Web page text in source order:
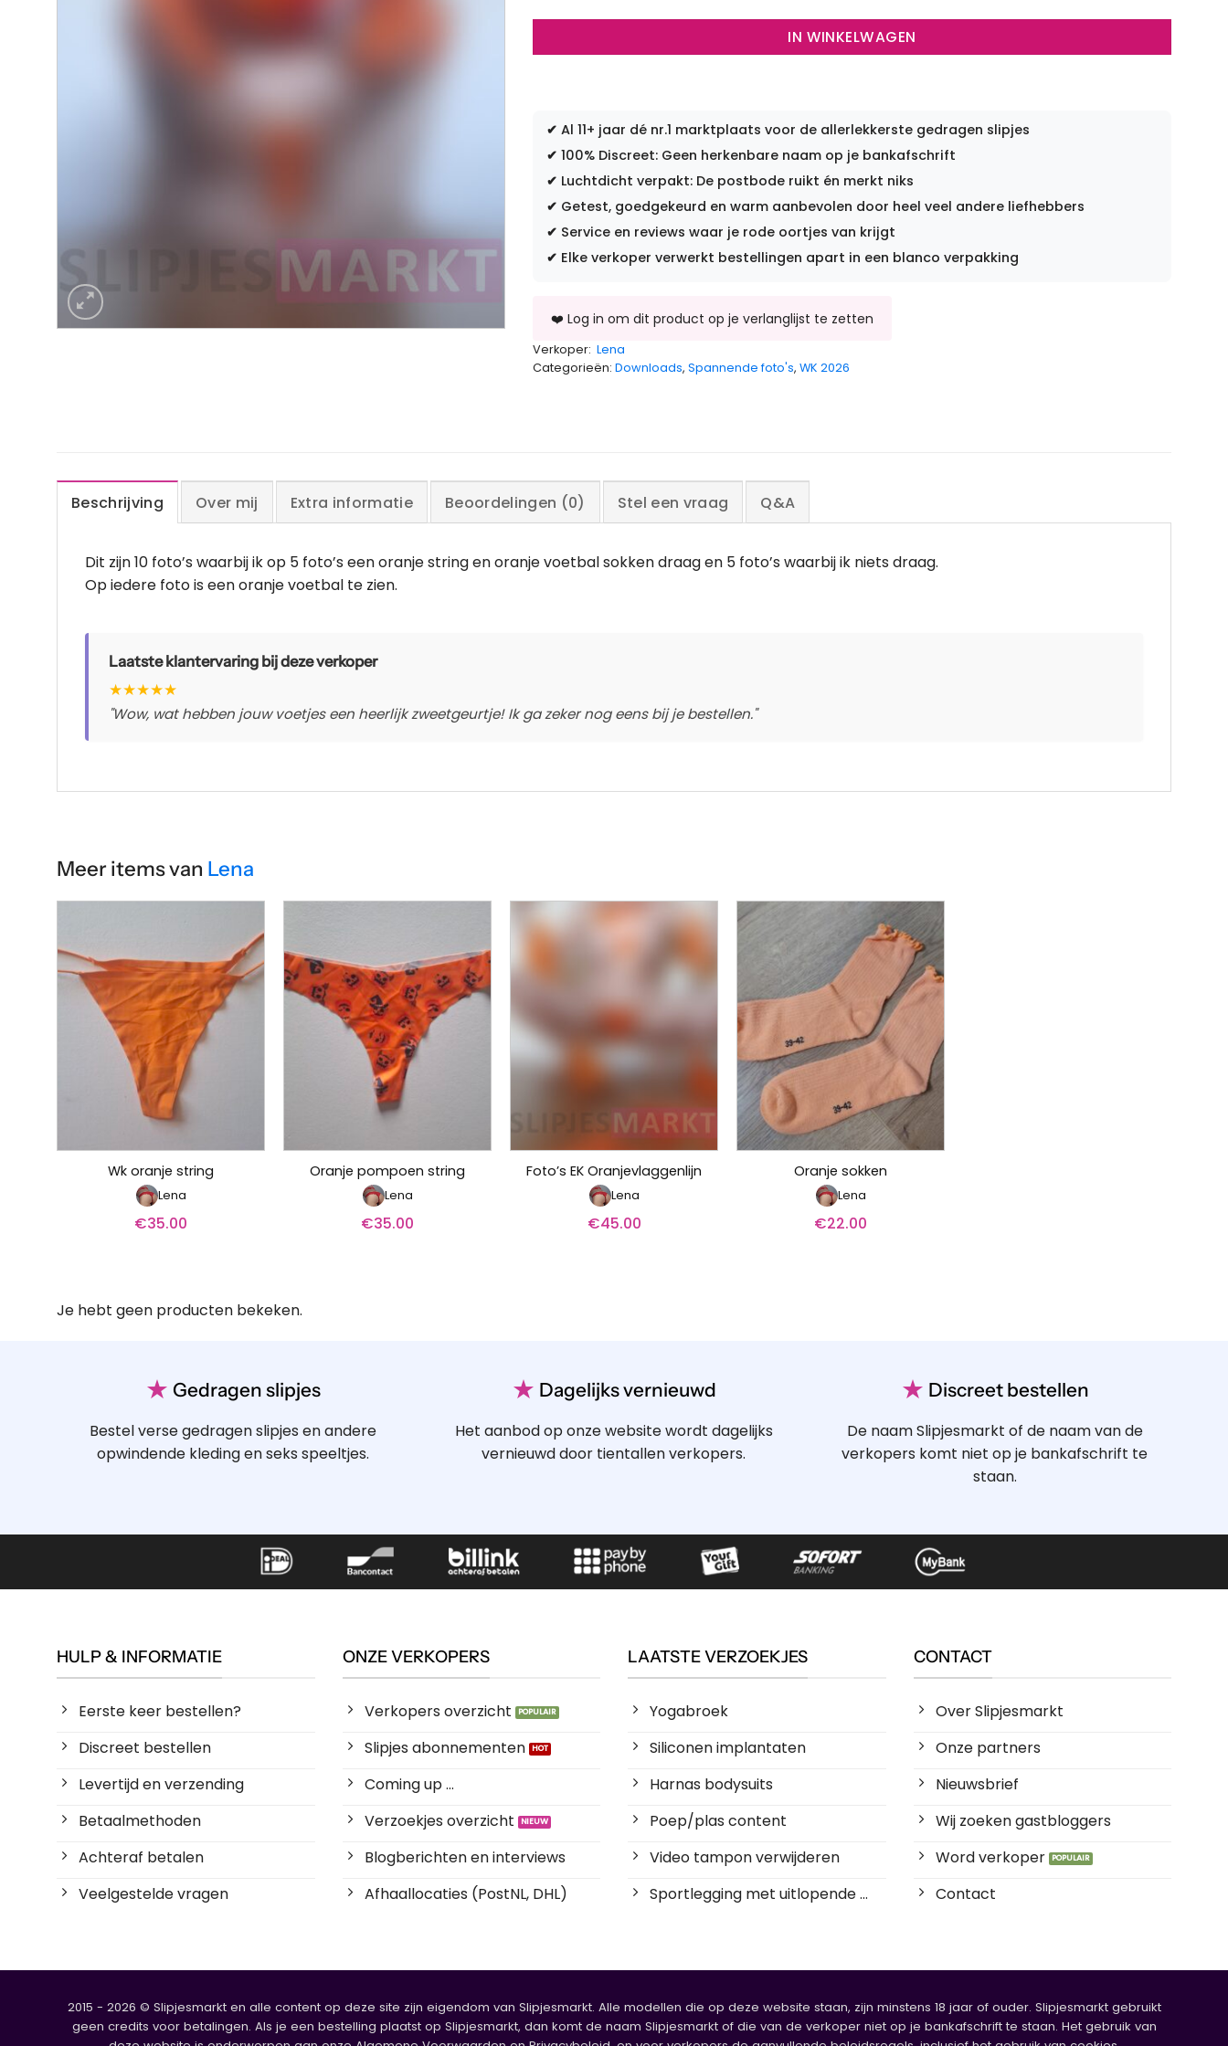
IN WINKELWAGEN
✔ Al 11+ jaar dé nr.1 marktplaats voor de allerlekkerste gedragen slipjes
✔ 100% Discreet: Geen herkenbare naam op je bankafschrift
✔ Luchtdicht verpakt: De postbode ruikt én merkt niks
✔ Getest, goedgekeurd en warm aanbevolen door heel veel andere liefhebbers
✔ Service en reviews waar je rode oortjes van krijgt
✔ Elke verkoper verwerkt bestellingen apart in een blanco verpakking
Verkoper: Lena
Categorieën: Downloads, Spannende foto's, WK 2026
Beschrijving Over mij Extra informatie Beoordelingen (0) Stel een vraag Q&A
Dit zijn 10 foto’s waarbij ik op 5 foto’s een oranje string en oranje voetbal sokken draag en 5 foto’s waarbij ik niets draag.
Op iedere foto is een oranje voetbal te zien.
Laatste klantervaring bij deze verkoper
★★★★★
"Wow, wat hebben jouw voetjes een heerlijk zweetgeurtje! Ik ga zeker nog eens bij je bestellen."
Meer items van Lena
Wk oranje string
Lena
€35.00
Oranje pompoen string
Lena
€35.00
Foto’s EK Oranjevlaggenlijn
Lena
€45.00
Oranje sokken
Lena
€22.00
Je hebt geen producten bekeken.
★ Gedragen slipjes
Bestel verse gedragen slipjes en andere
opwindende kleding en seks speeltjes.
★ Dagelijks vernieuwd
Het aanbod op onze website wordt dagelijks
vernieuwd door tientallen verkopers.
★ Discreet bestellen
De naam Slipjesmarkt of de naam van de
verkopers komt niet op je bankafschrift te
staan.
HULP & INFORMATIE
Eerste keer bestellen?
Discreet bestellen
Levertijd en verzending
Betaalmethoden
Achteraf betalen
Veelgestelde vragen
ONZE VERKOPERS
Verkopers overzicht
Slipjes abonnementen
Coming up ...
Verzoekjes overzicht
Blogberichten en interviews
Afhaallocaties (PostNL, DHL)
LAATSTE VERZOEKJES
Yogabroek
Siliconen implantaten
Harnas bodysuits
Poep/plas content
Video tampon verwijderen
Sportlegging met uitlopende ...
CONTACT
Over Slipjesmarkt
Onze partners
Nieuwsbrief
Wij zoeken gastbloggers
Word verkoper
Contact
2015 - 2026 © Slipjesmarkt en alle content op deze site zijn eigendom van Slipjesmarkt. Alle modellen die op deze website staan, zijn minstens 18 jaar of ouder. Slipjesmarkt gebruikt
geen credits voor betalingen. Als je een bestelling plaatst op Slipjesmarkt, dan komt de naam Slipjesmarkt of die van de verkoper niet op je bankafschrift te staan. Het gebruik van